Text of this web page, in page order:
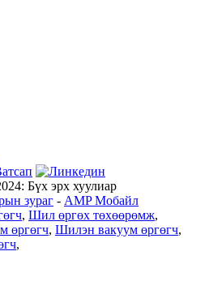
Бүх эрх хуулиар
зураг - AMP Мобайл
, Шил өргөх төхөөрөмж,
өргөгч, Шилэн вакуум өргөгч,
,